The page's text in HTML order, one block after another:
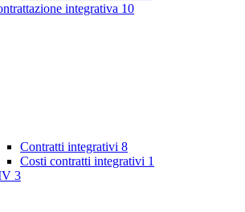
integrativa 10
Contratti integrativi 8
Costi contratti integrativi 1
3